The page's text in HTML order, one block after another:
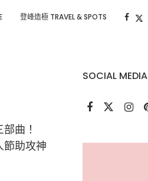
登峰造極 TRAVEL & SPOTS
曲！
節助攻神
SOCIAL MEDIA